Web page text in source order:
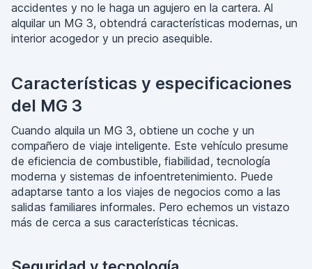
accidentes y no le haga un agujero en la cartera. Al
alquilar un MG 3, obtendrá características modernas, un
interior acogedor y un precio asequible.
Características y especificaciones
del MG 3
Cuando alquila un MG 3, obtiene un coche y un
compañero de viaje inteligente. Este vehículo presume
de eficiencia de combustible, fiabilidad, tecnología
moderna y sistemas de infoentretenimiento. Puede
adaptarse tanto a los viajes de negocios como a las
salidas familiares informales. Pero echemos un vistazo
más de cerca a sus características técnicas.